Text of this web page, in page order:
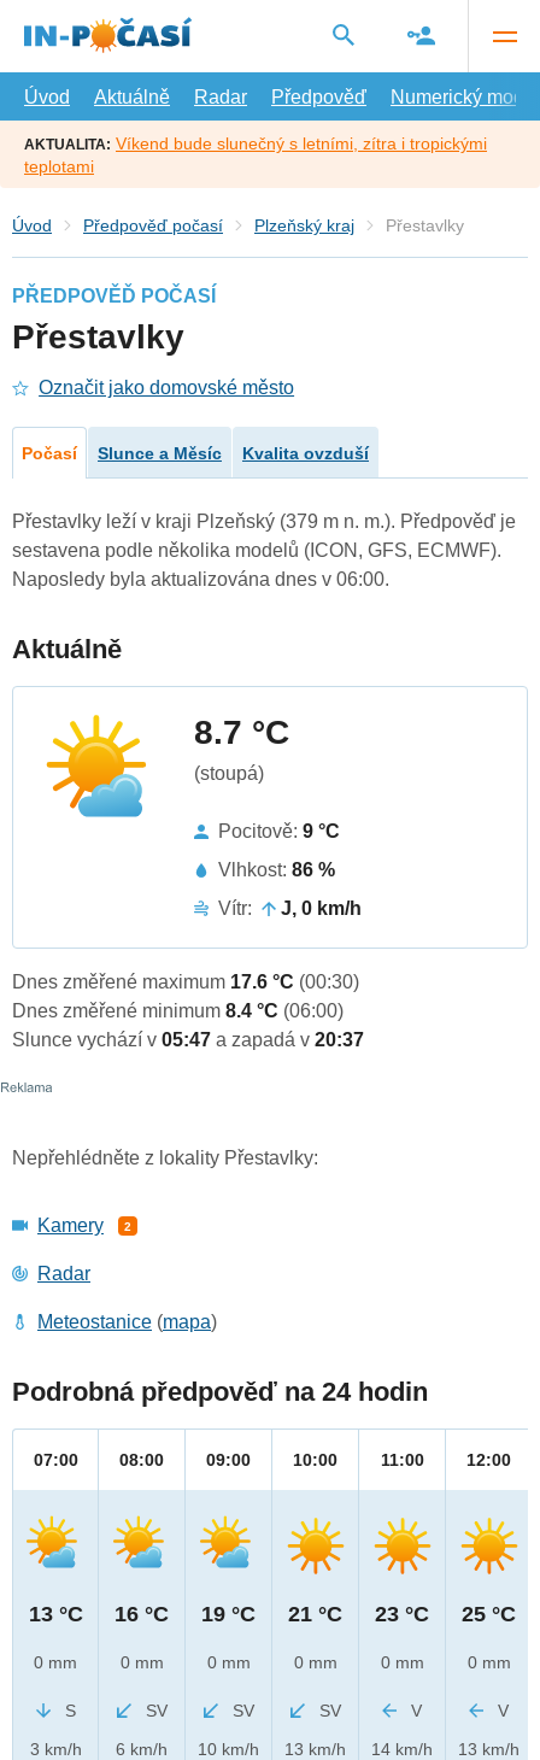
hlavní
Úvod
Aktuálně Radar Předpověď Numerický model
AKTUALITA: Víkend bude slunečný s letními, zítra i tropickými
teplotami
Úvod Předpověď počasí Plzeňský kraj Přestavlky
PŘEDPOVĚĎ POČASÍ
Přestavlky
Označit jako domovské město
Počasí Slunce a Měsíc Kvalita ovzduší
Přestavlky leží v kraji Plzeňský (379 m n. m.). Předpověď je
sestavena podle několika modelů (ICON, GFS, ECMWF).
Naposledy byla aktualizována dnes v 06:00.
Aktuálně
8.7 °C
(stoupá)
Pocitově: 9 °C
Vlhkost: 86 %
Vítr:
J, 0 km/h
Dnes změřené maximum 17.6 °C (00:30)
Dnes změřené minimum 8.4 °C (06:00)
Slunce vychází v 05:47 a zapadá v 20:37
Nepřehlédněte z lokality Přestavlky:
Kamery 2
Radar
Meteostanice (mapa)
Podrobná předpověď na 24 hodin
07:00
13 °C
0 mm
S
3 km/h
08:00
16 °C
0 mm
SV
6 km/h
09:00
19 °C
0 mm
SV
10 km/h
10:00
21 °C
0 mm
SV
13 km/h
11:00
23 °C
0 mm
V
14 km/h
12:00
25 °C
0 mm
V
13 km/h